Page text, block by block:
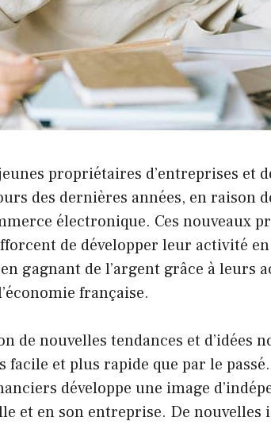
propriétaires d’entreprises et
des dernières années, en raison
électronique. Ces nouveaux
de développer leur activité
gagnant de l’argent grâce à leurs
française.
de nouvelles tendances et d’idées
facile et plus rapide que par le
développe une image
et en son entreprise. De nouvelles